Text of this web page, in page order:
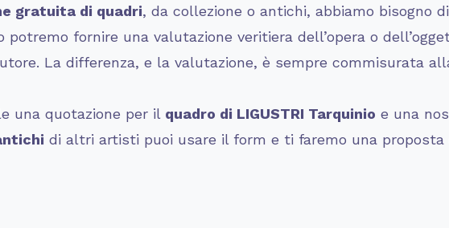
gratuita di quadri, da collezione o antichi, abbiamo bisogno
fornire una valutazione veritiera dell’opera o
La differenza, e la valutazione, è sempre commisurata
una quotazione per il quadro di LIGUSTRI Tarquinio e una
di altri artisti puoi usare il form e ti faremo una proposta